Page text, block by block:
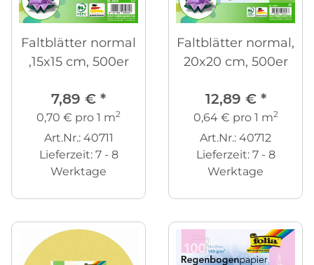
Faltblätter normal
,15x15 cm, 500er
7,89 € *
0,70 € pro 1 m2
Art.Nr.: 40711
Lieferzeit: 7 - 8
Werktage
Faltblätter normal,
20x20 cm, 500er
12,89 € *
0,64 € pro 1 m2
Art.Nr.: 40712
Lieferzeit: 7 - 8
Werktage